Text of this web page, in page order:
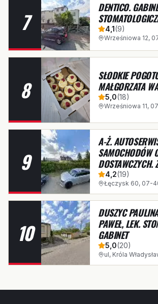
7
DENTICO.
4,1(9)
Wrześniowa 12,
8
SŁODKIE
MAŁGORZATA
5,0(18)
Wrześniowa 11,
9
A-Ż.
SAMOCHODÓW
DOSTAWCZYCH.
4,2(19)
Łęczysk 60, 07-
10
DUSZYC
PAWEŁ, LEK.
GABINET
5,0(20)
ul, Króla